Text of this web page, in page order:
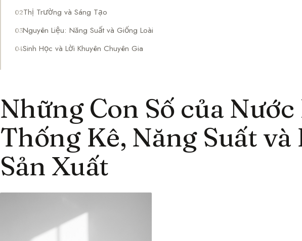
Thị Trường và Sáng Tạo
Nguyên Liệu: Năng Suất và Giống Loài
Sinh Học và Lời Khuyên Chuyên Gia
Những Con Số của Nước
Thống Kê, Năng Suất và
Sản Xuất